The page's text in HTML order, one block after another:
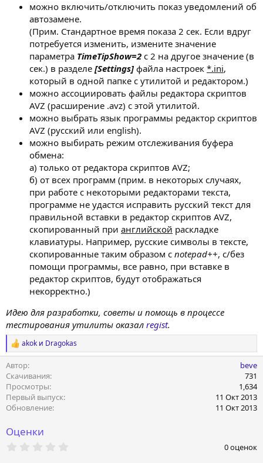
можно включить/отключить показ уведомлений об
автозамене.
(Прим. Стандартное время показа 2 сек. Если вдруг
потребуется изменить, измените значение
параметра TimeTipShow=2 с 2 на другое значение (в
сек.) в разделе [Settings]файла настроек *.ini,
который в одной папке с утилитой и редактором.)
можно ассоциировать файлы редактора скриптов
AVZ (расширение .avz) с этой утилитой.
можно выбрать язык программы редактор скриптов
AVZ (русский или english).
можно выбирать режим отслеживания буфера
обмена:
а) только от редактора скриптов AVZ;
б) от всех программ (прим. в некоторых случаях,
при работе с некоторыми редакторами текста,
программе не удастся исправить русский текст для
правильной вставки в редактор скриптов AVZ,
скопированный при английской раскладке
клавиатуры. Например, русские символы в тексте,
скопированные таким образом с notepad++, с/без
помощи программы, все равно, при вставке в
редактор скриптов, будут отображаться
некорректно.)
Идею для разработки, советы и помощь в процессе
тестирования утилиты оказал regist.
Р
е
а
к
ц
и
и
:
akok и Dragokas
Автор
beve
Скачивания
731
Просмотры
1,634
Первый выпуск
11 Окт 2013
Обновление
11 Окт 2013
Оценки
0 оценок